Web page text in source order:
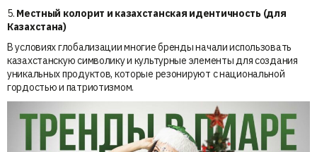
5. Местный колорит и казахстанская идентичность (для
Казахстана)
В условиях глобализации многие бренды начали использовать
казахстанскую символику и культурные элементы для создания
уникальных продуктов, которые резонируют с национальной
гордостью и патриотизмом.